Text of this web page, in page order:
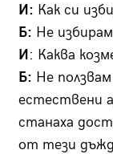
И: Как си
Б: Не
И: Каква
Б: Не
естествени
станаха
от тези